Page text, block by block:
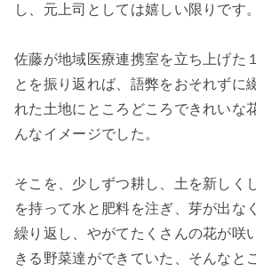
し、元上司としては嬉しい限りです。
佐藤が地域医療連携室を立ち上げた
とを振り返れば、語弊をおそれずに
れた土地にところどころできれいな
んなイメージでした。
そこを、少しずつ耕し、土を新しく
を持って水と肥料を注ぎ、芽が出な
繰り返し、やがてたくさんの花が咲
きる野菜達ができていた、そんなと